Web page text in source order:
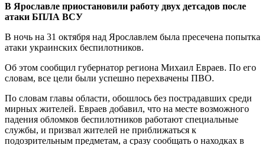
В Ярославле приостановили работу двух детсадов после
атаки БПЛА ВСУ
В ночь на 31 октября над Ярославлем была пресечена попытка
атаки украинских беспилотников.
Об этом сообщил губернатор региона Михаил Евраев. По его
словам, все цели были успешно перехвачены ПВО.
По словам главы области, обошлось без пострадавших среди
мирных жителей. Евраев добавил, что на месте возможного
падения обломков беспилотников работают специальные
службы, и призвал жителей не приближаться к
подозрительным предметам, а сразу сообщать о находках в